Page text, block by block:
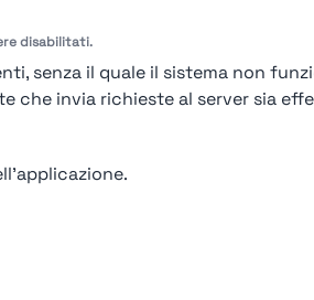
disabilitati.
senza il quale il sistema non
che invia richieste al server sia